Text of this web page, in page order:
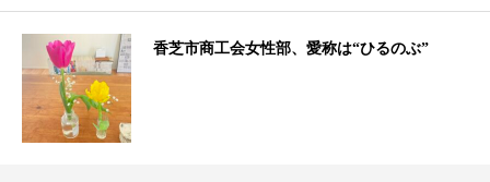
香芝市商工会女性部、愛称は“ひるのぶ”